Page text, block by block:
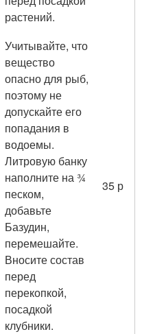
растений.
Учитывайте, что
вещество
опасно для рыб,
поэтому не
допускайте его
попадания в
водоемы.
Литровую банку
наполните на ¾
песком,
добавьте
Базудин,
перемешайте.
Вносите состав
перед
перекопкой,
посадкой
клубники.
35 р